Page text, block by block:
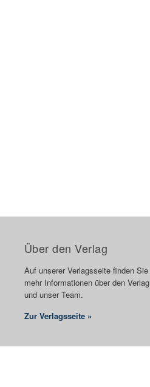
Über den Verlag
Auf unserer Verlagsseite finden Sie
mehr Informationen über den Verlag
und unser Team.
Zur Verlagsseite »